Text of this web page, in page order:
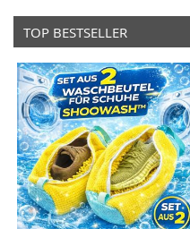
TOP BESTSELLER